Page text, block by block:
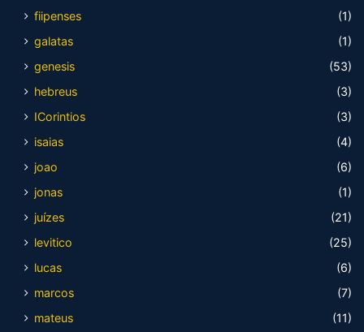
fiipenses
(1)
galatas
(1)
genesis
(53)
hebreus
(3)
ICorintios
(3)
isaias
(4)
joao
(6)
jonas
(1)
juízes
(21)
levitico
(25)
lucas
(6)
marcos
(7)
mateus
(11)